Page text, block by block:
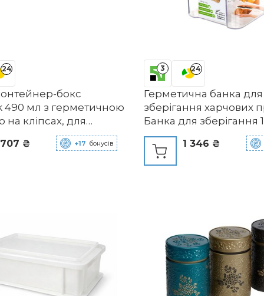
24
бокс
490 мл з герметичною
кліпсах, для
печі,
машини та
камери. Без BPA,
707 ₴ +17 бонусів
3 24
Герметична банка для
зберігання харчових
Банка для зберігання
кришкою Можливість
штабелювання Без
А, різноманітні кольори
1 346 ₴